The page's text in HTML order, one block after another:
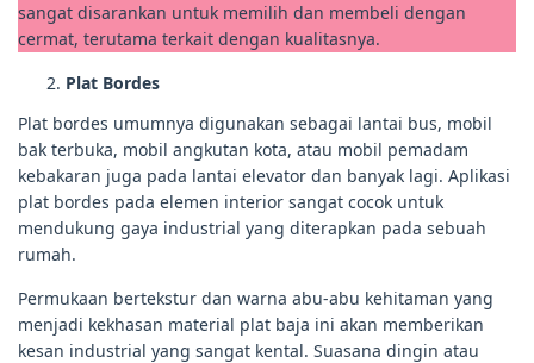
sangat disarankan untuk memilih dan membeli dengan
cermat, terutama terkait dengan kualitasnya.
Plat Bordes
Plat bordes umumnya digunakan sebagai lantai bus, mobil
bak terbuka, mobil angkutan kota, atau mobil pemadam
kebakaran juga pada lantai elevator dan banyak lagi. Aplikasi
plat bordes pada elemen interior sangat cocok untuk
mendukung gaya industrial yang diterapkan pada sebuah
rumah.
Permukaan bertekstur dan warna abu-abu kehitaman yang
menjadi kekhasan material plat baja ini akan memberikan
kesan industrial yang sangat kental. Suasana dingin atau